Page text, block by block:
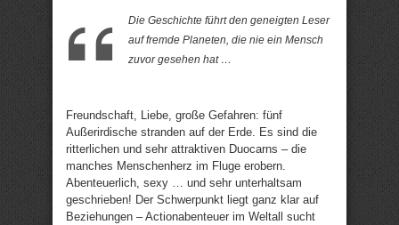
Die Geschichte führt den geneigten Leser
auf fremde Planeten, die nie ein Mensch
zuvor gesehen hat …
Freundschaft, Liebe, große Gefahren: fünf
Außerirdische stranden auf der Erde. Es sind die
ritterlichen und sehr attraktiven Duocarns – die
manches Menschenherz im Fluge erobern.
Abenteuerlich, sexy … und sehr unterhaltsam
geschrieben! Der Schwerpunkt liegt ganz klar auf
Beziehungen – Actionabenteuer im Weltall sucht